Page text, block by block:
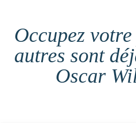
Occupez
autres sont
Oscar